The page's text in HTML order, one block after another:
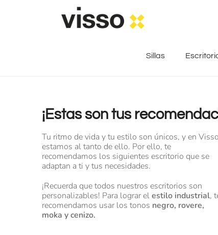
Sillas
¡Estas son tus
Tu ritmo de vida y tu estilo son únicos, y en Visso
estamos al tanto de ello. Por ello, te
recomendamos los siguientes escritorio que se
adaptan a ti y tus necesidades.
¡Recuerda que todos nuestros escritorios son
personalizables! Para lograr elestilo industrial,
recomendamos usar los tonos negro, rovere,
moka y cenizo.